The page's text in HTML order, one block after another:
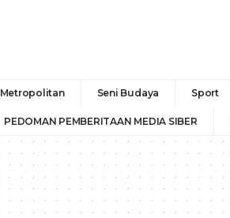
Metropolitan Seni Budaya Sport
PEDOMAN PEMBERITAAN MEDIA SIBER